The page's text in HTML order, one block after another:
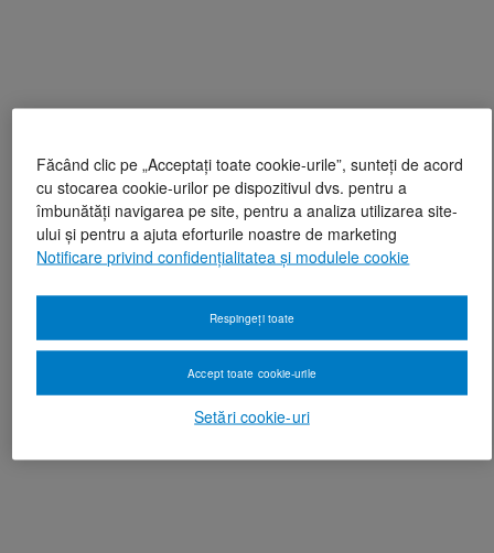
Făcând clic pe „Acceptați toate cookie-urile”, sunteți de acord
cu stocarea cookie-urilor pe dispozitivul dvs. pentru a
îmbunătăți navigarea pe site, pentru a analiza utilizarea site-
ului și pentru a ajuta eforturile noastre de marketing
Notificare privind confidențialitatea și modulele cookie
Setări cookie-uri
Respingeți toate
Accept toate cookie-urile